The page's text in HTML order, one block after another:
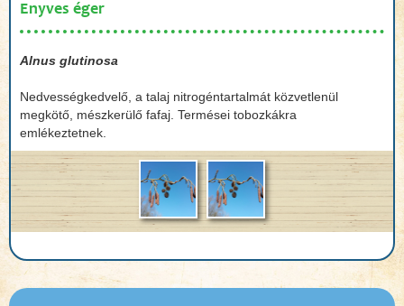
Enyves éger
Alnus glutinosa
Nedvességkedvelő, a talaj nitrogéntartalmát közvetlenül
megkötő, mészkerülő fafaj. Termései tobozkákra
emlékeztetnek.